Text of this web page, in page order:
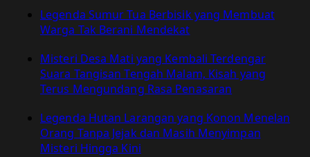
Legenda Sumur Tua Berbisik yang Membuat
Warga Tak Berani Mendekat
Misteri Desa Mati yang Kembali Terdengar
Suara Tangisan Tengah Malam, Kisah yang
Terus Mengundang Rasa Penasaran
Legenda Hutan Larangan yang Konon Menelan
Orang Tanpa Jejak dan Masih Menyimpan
Misteri Hingga Kini